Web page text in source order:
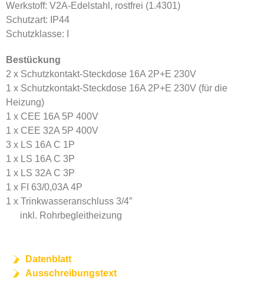
Werkstoff: V2A-Edelstahl, rostfrei (1.4301)
Schutzart: IP44
Schutzklasse: I
Bestückung
2 x Schutzkontakt-Steckdose 16A 2P+E 230V
1 x Schutzkontakt-Steckdose 16A 2P+E 230V (für die
Heizung)
1 x CEE 16A 5P 400V
1 x CEE 32A 5P 400V
3 x LS 16A C 1P
1 x LS 16A C 3P
1 x LS 32A C 3P
1 x FI 63/0,03A 4P
1 x Trinkwasseranschluss 3/4″
inkl. Rohrbegleitheizung
Datenblatt
Ausschreibungstext